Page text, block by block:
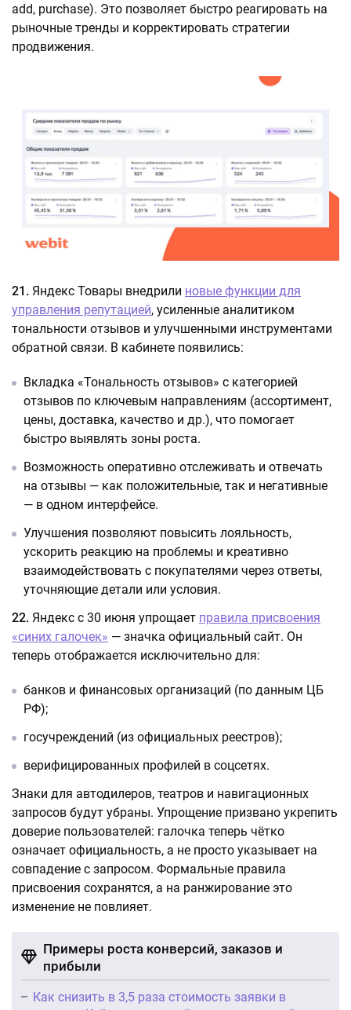
add, purchase). Это позволяет быстро реагировать на
рыночные тренды и корректировать стратегии
продвижения.
21. Яндекс Товары внедрили новые функции для
управления репутацией, усиленные аналитиком
тональности отзывов и улучшенными инструментами
обратной связи. В кабинете появились:
Вкладка «Тональность отзывов» с категорией
отзывов по ключевым направлениям (ассортимент,
цены, доставка, качество и др.), что помогает
быстро выявлять зоны роста.
Возможность оперативно отслеживать и отвечать
на отзывы — как положительные, так и негативные
— в одном интерфейсе.
Улучшения позволяют повысить лояльность,
ускорить реакцию на проблемы и креативно
взаимодействовать с покупателями через ответы,
уточняющие детали или условия.
22. Яндекс с 30 июня упрощает правила присвоения
«синих галочек» — значка официальный сайт. Он
теперь отображается исключительно для:
банков и финансовых организаций (по данным ЦБ
РФ);
госучреждений (из официальных реестров);
верифицированных профилей в соцсетях.
Знаки для автодилеров, театров и навигационных
запросов будут убраны. Упрощение призвано укрепить
доверие пользователей: галочка теперь чётко
означает официальность, а не просто указывает на
совпадение с запросом. Формальные правила
присвоения сохранятся, а на ранжирование это
изменение не повлияет.
Примеры роста конверсий, заказов и
прибыли
Как снизить в 3,5 раза стоимость заявки в